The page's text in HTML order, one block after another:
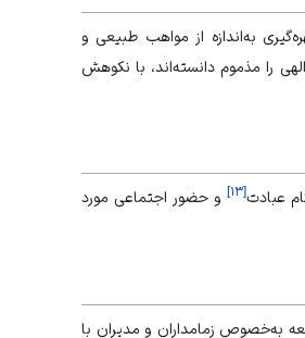
به‌اندازه از مواهب طبیعی و
را مذموم دانسته‌اند، با نکوهش
عبادت[۱۳] و حضور اجتماعی مورد
به‌خصوص زمامداران و مدیران با